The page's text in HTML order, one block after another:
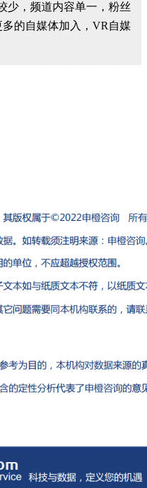
少，频道内容单一，粉丝
多的自媒体加入，VR自媒